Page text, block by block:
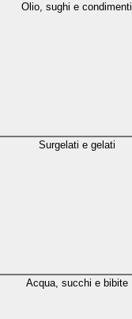
Olio, sughi e condimenti
Surgelati e gelati
Acqua, succhi e bibite